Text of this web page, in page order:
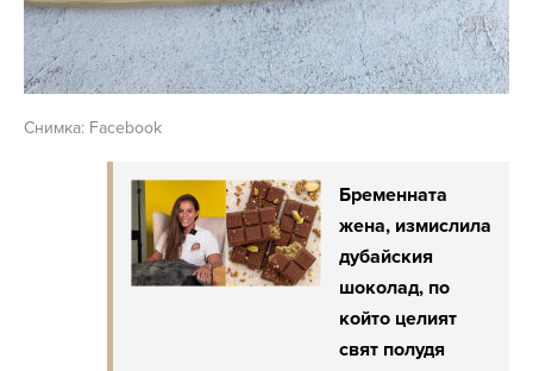
Снимка: Facebook
Бременната
жена, измислила
дубайския
шоколад, по
който целият
свят полудя